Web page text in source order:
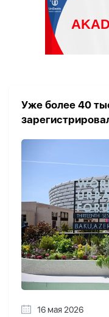
Уже более 40
16 мая 2026